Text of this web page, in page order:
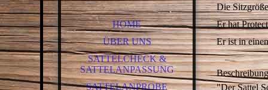
HOME
ÜBER UNS
SATTELCHECK &
SATTELANPASSUNG
SATTELANPROBE
Die
Er hat
Er ist in
"Der Sattel